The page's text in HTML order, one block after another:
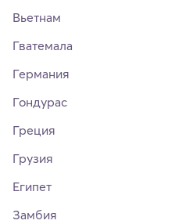
Вьетнам
Гватемала
Германия
Гондурас
Греция
Грузия
Египет
Замбия